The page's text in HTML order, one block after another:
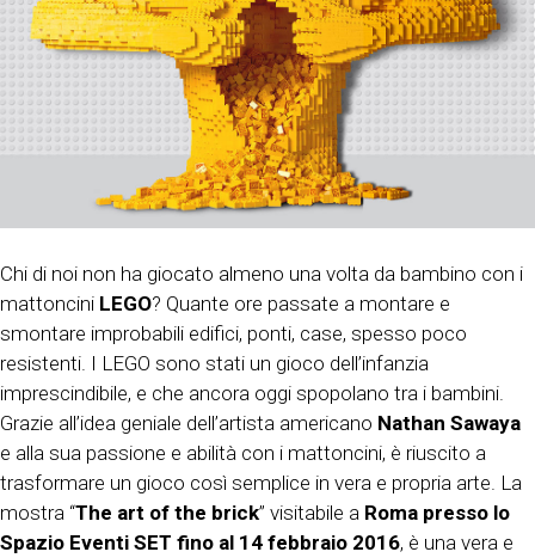
Chi di noi non ha giocato almeno una volta da bambino con i
mattoncini LEGO? Quante ore passate a montare e
smontare improbabili edifici, ponti, case, spesso poco
resistenti. I LEGO sono stati un gioco dell’infanzia
imprescindibile, e che ancora oggi spopolano tra i bambini.
Grazie all’idea geniale dell’artista americano Nathan Sawaya
e alla sua passione e abilità con i mattoncini, è riuscito a
trasformare un gioco così semplice in vera e propria arte. La
mostra “The art of the brick” visitabile a Roma presso lo
Spazio Eventi SET fino al 14 febbraio 2016, è una vera e